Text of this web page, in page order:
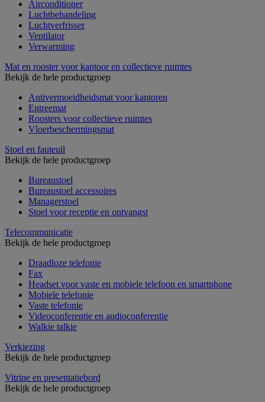
Airconditioner
Luchtbehandeling
Luchtverfrisser
Ventilator
Verwarming
Mat en rooster voor kantoor en collectieve ruimtes
Bekijk de hele productgroep
Antivermoeidheidsmat voor kantoren
Entreemat
Roosters voor collectieve ruimtes
Vloerbeschermingsmat
Stoel en fauteuil
Bekijk de hele productgroep
Bureaustoel
Bureaustoel accessoires
Managerstoel
Stoel voor receptie en ontvangst
Telecommunicatie
Bekijk de hele productgroep
Draadloze telefonie
Fax
Headset voor vaste en mobiele telefoon en smartphone
Mobiele telefonie
Vaste telefonie
Videoconferentie en audioconferentie
Walkie talkie
Verkiezing
Bekijk de hele productgroep
Vitrine en presentatiebord
Bekijk de hele productgroep